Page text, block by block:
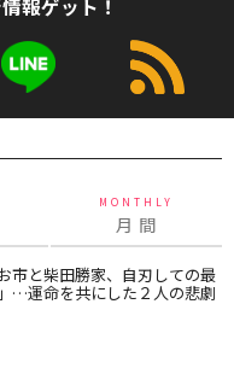
報ゲット！
MONTHLY
月 間
市と柴田勝家、自刃しての最
…運命を共にした２人の悲劇